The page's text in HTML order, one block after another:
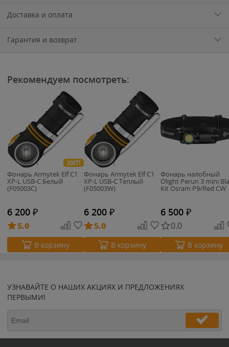
Доставка и оплата
Гарантия и возврат
Рекомендуем посмотреть:
ХИТ!
Фонарь Armytek Elf C1
XP-L USB-C Белый
(F05003C)
6 200 ₽
5.0
В корзину
Фонарь Armytek Elf C1
XP-L USB-C Теплый
(F05003W)
6 200 ₽
5.0
В корзину
Фонарь налобный
Olight Perun 3 mini
Kit Osram P9/Red CW
6 500 ₽
0.0
В корзину
УЗНАВАЙТЕ О НАШИХ АКЦИЯХ И ПРЕДЛОЖЕНИЯХ
ПЕРВЫМИ!